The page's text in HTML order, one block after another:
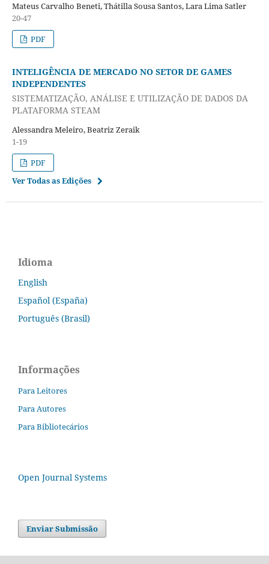
Mateus Carvalho Beneti, Thátilla Sousa Santos, Lara Lima Satler
20-47
PDF
INTELIGÊNCIA DE MERCADO NO SETOR DE GAMES
INDEPENDENTES
SISTEMATIZAÇÃO, ANÁLISE E UTILIZAÇÃO DE DADOS DA
PLATAFORMA STEAM
Alessandra Meleiro, Beatriz Zeraik
1-19
PDF
Ver Todas as Edições
Idioma
English
Español (España)
Português (Brasil)
Informações
Para Leitores
Para Autores
Para Bibliotecários
Open Journal Systems
Enviar Submissão